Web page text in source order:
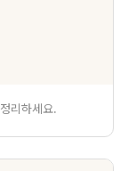
리하세요.